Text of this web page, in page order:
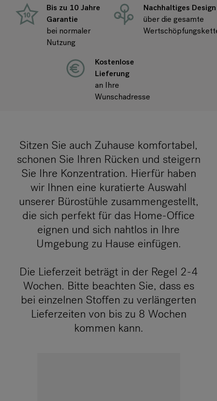
SHOP
Über Flokk
Investor
Showrooms
Downloadbereich
Flokk HUB
Bis zu 10 Jahre
Garantie
bei normaler
Nutzung
Nachhaltiges Design
über die gesamte
Kostenlose
Lieferung
an Ihre
Wunschadresse
Sitzen Sie auch Zuhause komfortabel,
schonen Sie Ihren Rücken und steigern
Sie Ihre Konzentration. Hierfür haben
wir Ihnen eine kuratierte Auswahl
unserer Bürostühle zusammengestellt,
die sich perfekt für das Home-Office
eignen und sich nahtlos in Ihre
Umgebung zu Hause einfügen.
Die Lieferzeit beträgt in der Regel 2-4
Wochen. Bitte beachten Sie, dass es
bei einzelnen Stoffen zu verlängerten
Lieferzeiten von bis zu 8 Wochen
kommen kann.